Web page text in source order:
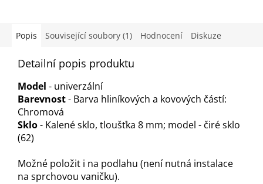
hvězdiček.
Popis Související soubory (1) Hodnocení Diskuze
Detailní popis produktu
Model - univerzální
Barevnost- Barva hliníkových a kovových částí:
Chromová
Sklo- Kalené sklo, tloušťka 8 mm; model - čiré sklo
(62)
Možné položit i na podlahu (není nutná instalace
na sprchovou vaničku).